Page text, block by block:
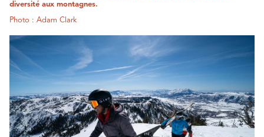
diversité aux montagnes.
Photo : Adam Clark